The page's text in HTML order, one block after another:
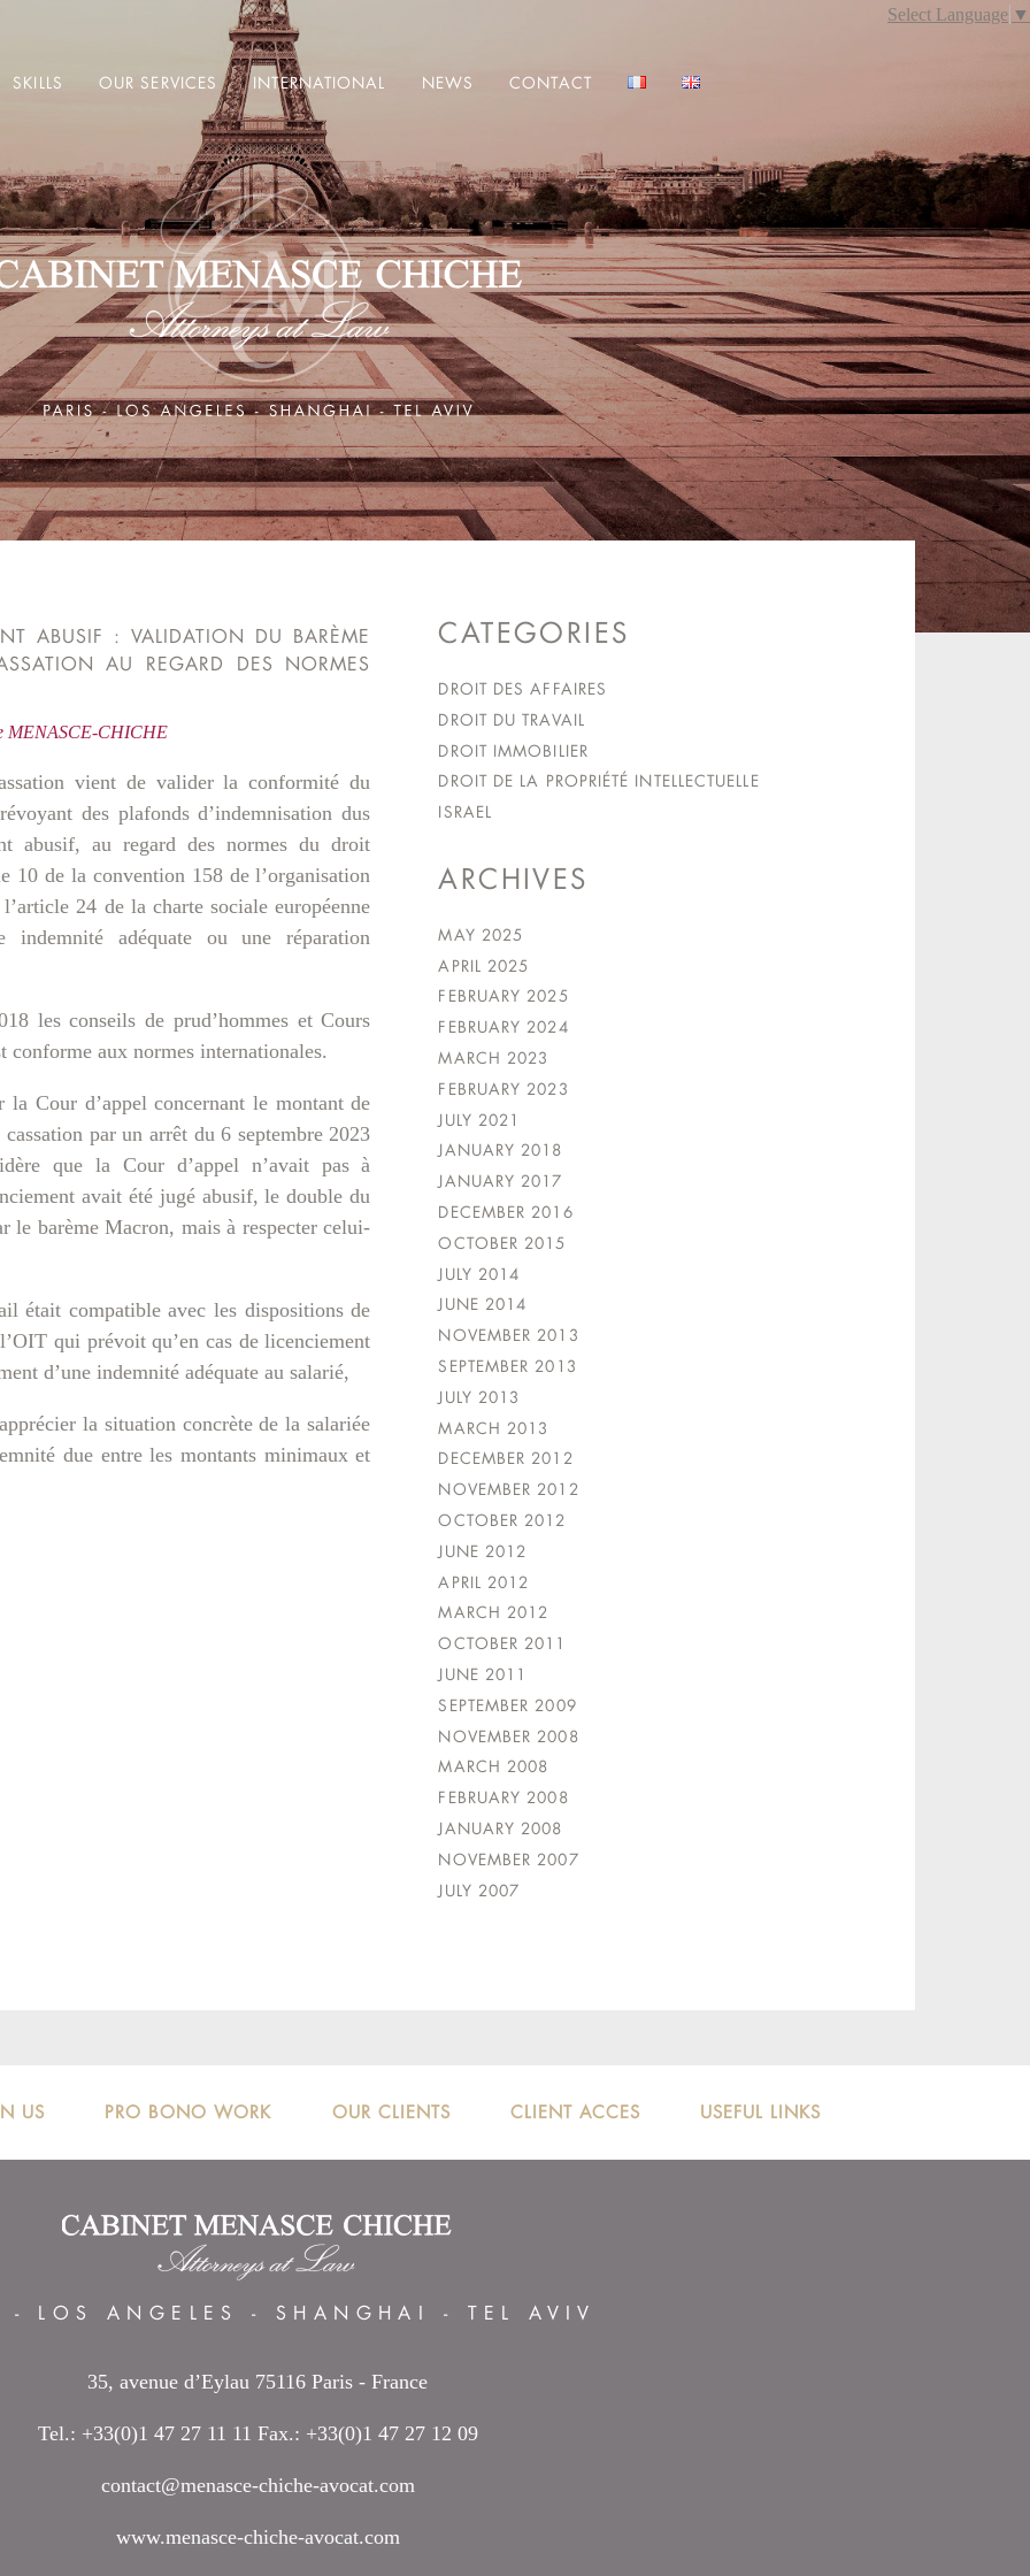
SKILLS OUR SERVICES INTERNATIONAL NEWS CONTACT
ABUSIF : VALIDATION DU BARÈME
AU REGARD DES NORMES
MENASCE-CHICHE
vient de valider la conformité du
des plafonds d’indemnisation dus
abusif, au regard des normes du droit
10 de la convention 158 de l’organisation
24 de la charte sociale européenne
adéquate ou une réparation
les conseils de prud’hommes et Cours
conforme aux normes internationales.
la Cour d’appel concernant le montant de
par un arrêt du 6 septembre 2023
que la Cour d’appel n’avait pas à
avait été jugé abusif, le double du
le barème Macron, mais à respecter celui-
était compatible avec les dispositions de
qui prévoit qu’en cas de licenciement
d’une indemnité adéquate au salarié,
la situation concrète de la salariée
due entre les montants minimaux et
CATEGORIES
DROIT DES AFFAIRES
DROIT DU TRAVAIL
DROIT IMMOBILIER
DROIT DE LA PROPRIÉTÉ INTELLECTUELLE
ISRAEL
ARCHIVES
MAY 2025
APRIL 2025
FEBRUARY 2025
FEBRUARY 2024
MARCH 2023
FEBRUARY 2023
JULY 2021
JANUARY 2018
JANUARY 2017
DECEMBER 2016
OCTOBER 2015
JULY 2014
JUNE 2014
NOVEMBER 2013
SEPTEMBER 2013
JULY 2013
MARCH 2013
DECEMBER 2012
NOVEMBER 2012
OCTOBER 2012
JUNE 2012
APRIL 2012
MARCH 2012
OCTOBER 2011
JUNE 2011
SEPTEMBER 2009
NOVEMBER 2008
MARCH 2008
FEBRUARY 2008
JANUARY 2008
NOVEMBER 2007
JULY 2007
US PRO BONO WORK OUR CLIENTS CLIENT ACCES USEFUL LINKS
- LOS ANGELES -SHANGHAI - TEL AVIV
35, avenue d’Eylau 75116 Paris - France
Tel.: +33(0)1 47 27 11 11 Fax.: +33(0)1 47 27 12 09
contact@menasce-chiche-avocat.com
www.menasce-chiche-avocat.com
Select Language ▼